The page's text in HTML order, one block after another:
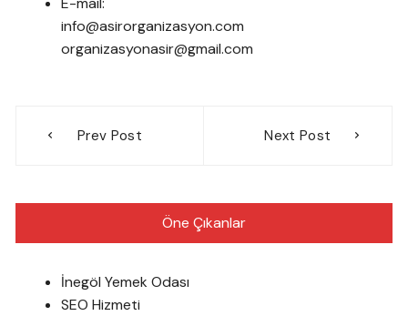
info@asirorganizasyon.com
organizasyonasir@gmail.com
gezinmesi
Prev Post Next Post
Öne Çıkanlar
İnegöl Yemek Odası
SEO Hizmeti